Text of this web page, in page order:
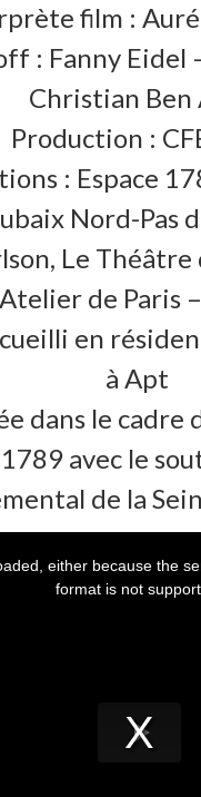
film :
: Fanny Eidel
Christian Ben
Production :
: Espace
Nord-Pas
Le Théâtre
de Paris
en
à Apt
dans le cadre
1789 avec le
de la